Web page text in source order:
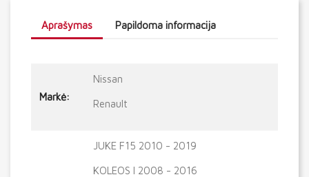
Aprašymas Papildoma informacija
Markė:
Nissan
Renault
JUKE F15 2010 - 2019
KOLEOS I 2008 - 2016